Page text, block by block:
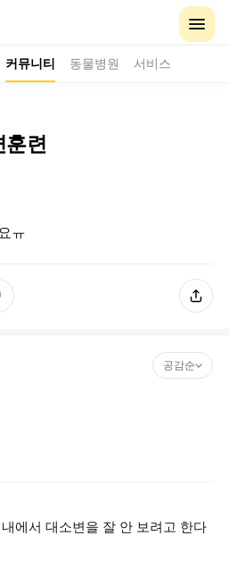
커뮤니티 동물병원 서비스
훈련
ㅠ
공감순
에서 대소변을 잘 안 보려고 한다